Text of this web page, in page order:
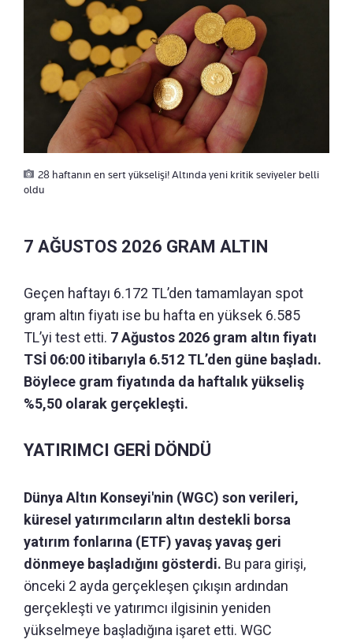
28 haftanın en sert yükselişi! Altında yeni kritik seviyeler belli
oldu
7 AĞUSTOS 2026 GRAM ALTIN
Geçen haftayı 6.172 TL’den tamamlayan spot
gram altın fiyatı ise bu hafta en yüksek 6.585
TL’yi test etti. 7 Ağustos 2026 gram altın fiyatı
TSİ 06:00 itibarıyla 6.512 TL’den güne başladı.
Böylece gram fiyatında da haftalık yükseliş
%5,50 olarak gerçekleşti.
YATIRIMCI GERİ DÖNDÜ
Dünya Altın Konseyi'nin (WGC) son verileri,
küresel yatırımcıların altın destekli borsa
yatırım fonlarına (ETF) yavaş yavaş geri
dönmeye başladığını gösterdi. Bu para girişi,
önceki 2 ayda gerçekleşen çıkışın ardından
gerçekleşti ve yatırımcı ilgisinin yeniden
yükselmeye başladığına işaret etti. WGC